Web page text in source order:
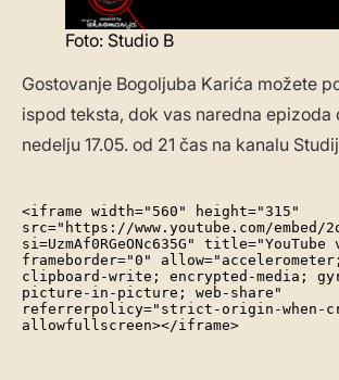
Foto: Studio B
Gostovanje Bogoljuba Karića možete
ispod teksta, dok vas naredna epizoda
nedelju 17.05. od 21 čas na kanalu
<iframe width="560" height="315"
src="https://www.youtube.com/embed/
si=UzmAf0RGeONc635G"
frameborder="0"
clipboard-write; encrypted-media;
picture-in-picture; web-share"
referrerpolicy="strict-origin-when-
allowfullscreen></iframe>